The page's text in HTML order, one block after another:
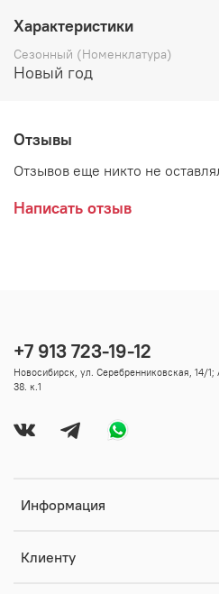
Характеристики
Сезонный (Номенклатура)
Новый год
Отзывы
Отзывов еще никто не
Написать отзыв
Информация
Клиенту
+7 913 723-19-12
Новосибирск, ул. Серебренниковская, 14/
38. к.1